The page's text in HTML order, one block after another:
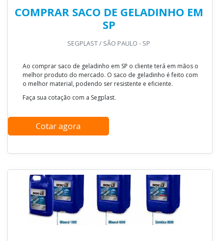
COMPRAR SACO DE GELADINHO EM
SP
SEGPLAST / SÃO PAULO - SP
Ao comprar saco de geladinho em SP o cliente terá em mãos o
melhor produto do mercado. O saco de geladinho é feito com
o melhor material, podendo ser resistente e eficiente.
Faça sua cotação com a Segplast.
Cotar agora